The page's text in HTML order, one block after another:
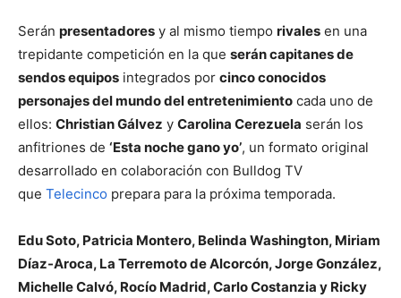
Serán presentadores y al mismo tiempo rivales en una
trepidante competición en la que serán capitanes de
sendos equipos integrados por cinco conocidos
personajes del mundo del entretenimiento cada uno de
ellos: Christian Gálvez y Carolina Cerezuela serán los
anfitriones de ‘Esta noche gano yo’, un formato original
desarrollado en colaboración con Bulldog TV
que Telecinco prepara para la próxima temporada.
Edu Soto, Patricia Montero, Belinda Washington, Miriam
Díaz-Aroca, La Terremoto de Alcorcón, Jorge González,
Michelle Calvó, Rocío Madrid, Carlo Costanzia y Ricky